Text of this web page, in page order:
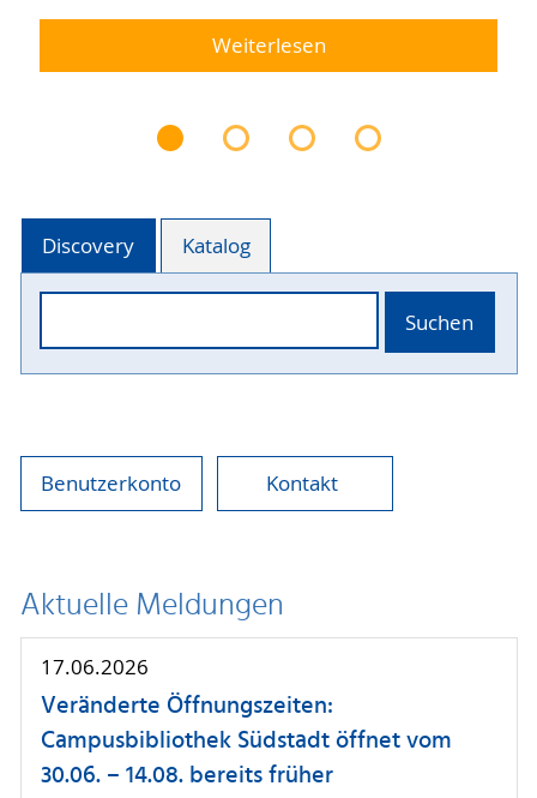
Weiterlesen
Discovery Katalog
Suchen
Benutzerkonto Kontakt
Aktuelle Meldungen
17.06.2026
Veränderte Öffnungszeiten:
Campusbibliothek Südstadt öffnet vom
30.06. – 14.08. bereits früher